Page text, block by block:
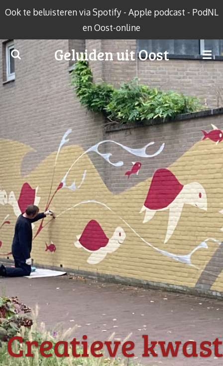
Ga
naar
de
hoofdinhoud
Geluiden uit Oost
Ook te beluisteren via Spotify - Apple podcast - PodNL
en Oost-online
Creatieve kwast